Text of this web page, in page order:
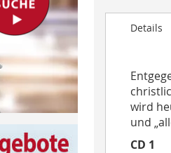
to
images
gallery
Details
wird
und
CD 1